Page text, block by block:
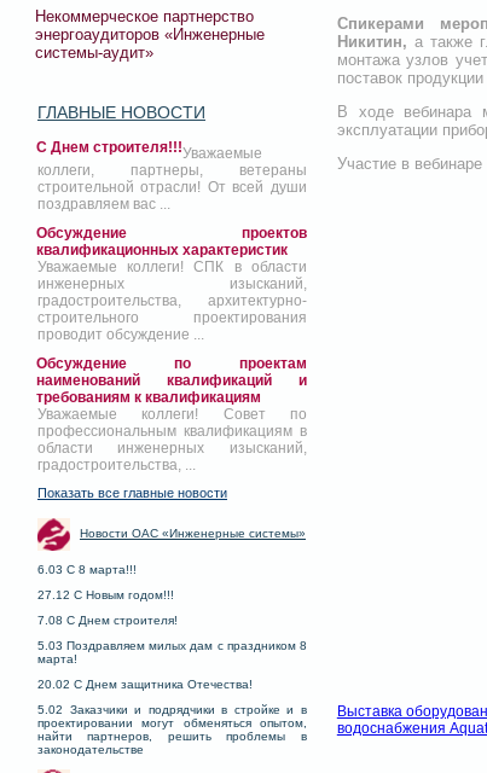
Некоммерческое партнерство
энергоаудиторов «Инженерные
системы-аудит»
ГЛАВНЫЕ НОВОСТИ
С Днем строителя!!!Уважаемые
коллеги, партнеры, ветераны
строительной отрасли! От всей души
поздравляем вас ...
Обсуждение проектов
квалификационных характеристик
Уважаемые коллеги! СПК в области
инженерных изысканий,
градостроительства, архитектурно-
строительного проектирования
проводит обсуждение ...
Обсуждение по проектам
наименований квалификаций и
требованиям к квалификациям
Уважаемые коллеги! Совет по
профессиональным квалификациям в
области инженерных изысканий,
градостроительства, ...
Показать все главные новости
Новости ОАС «Инженерные системы»
6.03 С 8 марта!!!
27.12 С Новым годом!!!
7.08 С Днем строителя!
5.03 Поздравляем милых дам с праздником 8
марта!
20.02 С Днем защитника Отечества!
5.02 Заказчики и подрядчики в стройке и в
проектировании могут обменяться опытом,
найти партнеров, решить проблемы в
законодательстве
Спикерами
Никитин, а также
монтажа узлов
поставок
В ходе вебинара
эксплуатации
Участие в
Выставка
водоснабжения